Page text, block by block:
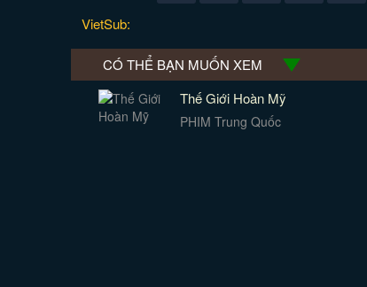
VietSub:
CÓ THỂ BẠN MUỐN XEM
Thế Giới Hoàn Mỹ
PHIM Trung Quốc